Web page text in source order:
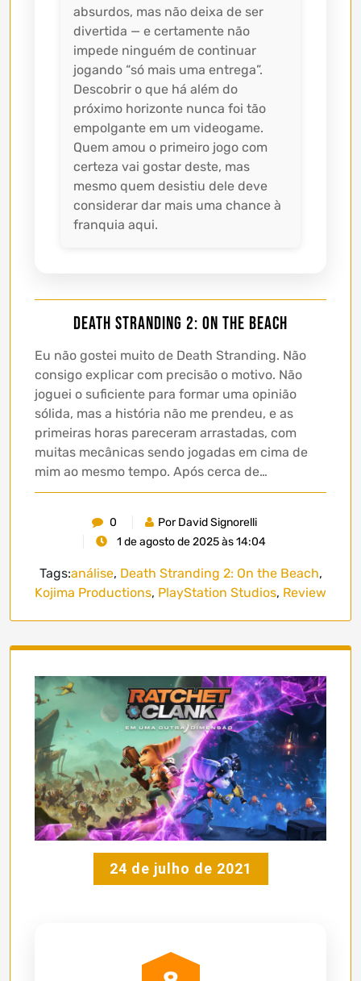
absurdos, mas não deixa de ser
divertida — e certamente não
impede ninguém de continuar
jogando “só mais uma entrega”.
Descobrir o que há além do
próximo horizonte nunca foi tão
empolgante em um videogame.
Quem amou o primeiro jogo com
certeza vai gostar deste, mas
mesmo quem desistiu dele deve
considerar dar mais uma chance à
franquia aqui.
Death Stranding 2: On the Beach
Eu não gostei muito de Death Stranding. Não
consigo explicar com precisão o motivo. Não
joguei o suficiente para formar uma opinião
sólida, mas a história não me prendeu, e as
primeiras horas pareceram arrastadas, com
muitas mecânicas sendo jogadas em cima de
mim ao mesmo tempo. Após cerca de…
0
Por David Signorelli
1 de agosto de 2025 às 14:04
Tags:análise, Death Stranding 2: On the Beach,
Kojima Productions, PlayStation Studios, Review
24 de julho de 2021